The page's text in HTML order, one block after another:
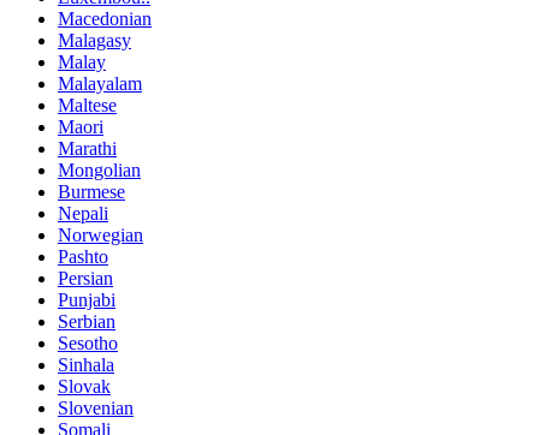
Macedonian
Malagasy
Malay
Malayalam
Maltese
Maori
Marathi
Mongolian
Burmese
Nepali
Norwegian
Pashto
Persian
Punjabi
Serbian
Sesotho
Sinhala
Slovak
Slovenian
Somali